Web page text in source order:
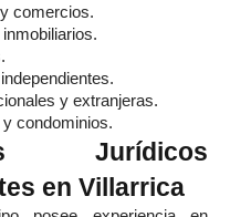
comercios.
y extranjeras.
condominios.
Jurídicos
en Villarrica